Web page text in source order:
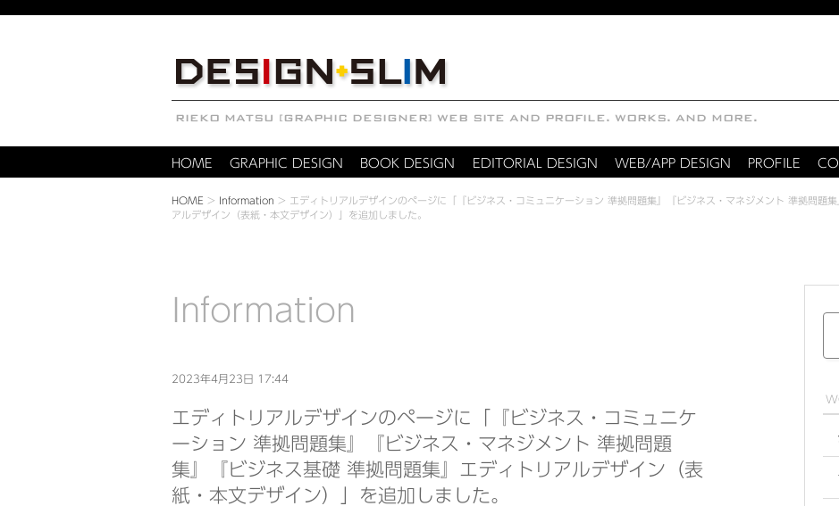
HOME GRAPHIC DESIGN BOOK DESIGN EDITORIAL DESIGN WEB/APP DESIGN PROFILE
HOME > Information > エディトリアルデザインのページに「『ビジネス・コミュニケーション 準拠問題集』『ビジネス・マネジメント 準拠問題
アルデザイン（表紙・本文デザイン）」を追加しました。
Information
2023年4月23日 17:44
エディトリアルデザインのページに「『ビジネス・コミュニケ
ーション 準拠問題集』『ビジネス・マネジメント 準拠問題
集』『ビジネス基礎 準拠問題集』エディトリアルデザイン（表
紙・本文デザイン）」を追加しました。